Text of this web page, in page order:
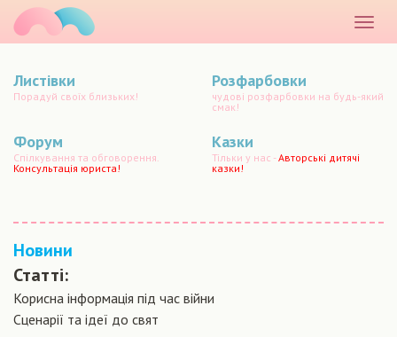
меню
Листівки
Порадуй своїх близьких!
Розфарбовки
чудові розфарбовки на будь-який
смак!
Форум
Спілкування та обговорення.
Консультація юриста!
Казки
Тільки у нас -Авторські дитячі
казки!
Новини
Статті:
Корисна інформація під час війни
Сценарiї та iдеї до свят